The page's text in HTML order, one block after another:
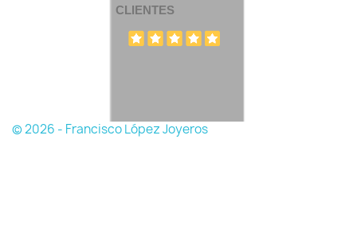
CLIENTES
© 2026 - Francisco López Joyeros